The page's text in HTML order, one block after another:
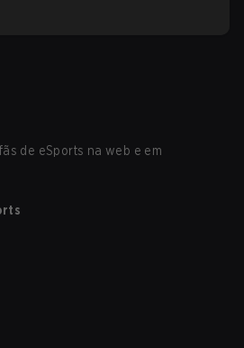
de eSports na web e em